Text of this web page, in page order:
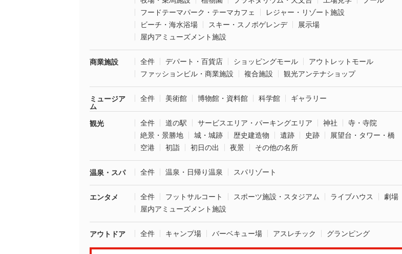
フードテーマパーク・テーマカフェ
レジャー・リゾート施設
ビーチ・海水浴場
スキー・スノボゲレンデ
展示場
屋内アミューズメント施設
商業施設 全件 デパート・百貨店 ショッピングモール
アウトレットモール
ファッションビル・商業施設
複合施設 観光アンテナショップ
ミュージア
ム
全件 美術館 博物館・資料館 科学館 ギャラリー
観光 全件 道の駅 サービスエリア・パーキングエリア 神社
寺・寺院
絶景・景勝地
城・城跡 歴史建造物 遺跡 史跡
展望台・タワー・橋
空港
初詣 初日の出 夜景 その他の名所
温泉・スパ 全件 温泉・日帰り温泉 スパリゾート
エンタメ 全件 フットサルコート スポーツ施設・スタジアム ライブハウス
劇場
屋内アミューズメント施設
アウトドア 全件 キャンプ場 バーベキュー場 アスレチック グランピング